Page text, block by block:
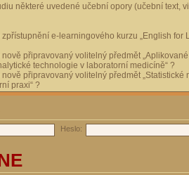
některé uvedené učební opory (učební text,
e-learningového kurzu „English for
připravovaný volitelný předmět „Aplikované
technologie v laboratorní medicíně“ ?
připravovaný volitelný předmět „Statistické
praxi“ ?
Heslo: